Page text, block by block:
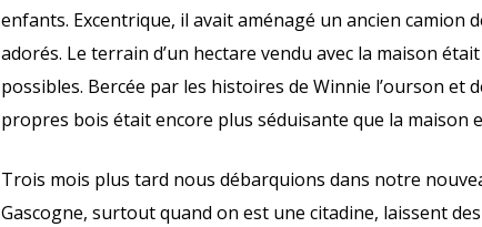
enfants. Excentrique, il avait aménagé un ancien
adorés. Le terrain d’un hectare vendu avec la maison
possibles. Bercée par les histoires de Winnie l’ourson et
propres bois était encore plus séduisante que la maison
Trois mois plus tard nous débarquions dans notre
Gascogne, surtout quand on est une citadine, laissent